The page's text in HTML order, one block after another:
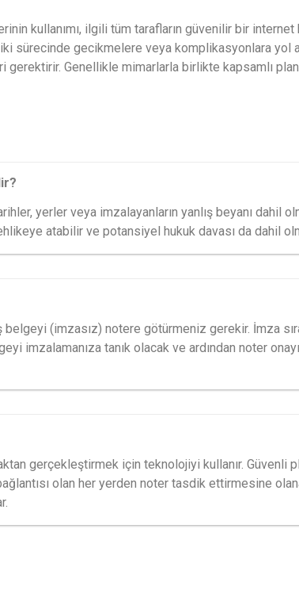
kullanımı, ilgili tüm tarafların güvenilir bir
sürecinde gecikmelere veya komplikasyonlara yol
Genellikle mimarlarla birlikte kapsamlı
yerler veya imzalayanların yanlış beyanı dahil
atabilir ve potansiyel hukuk davası da dahil
(imzasız) notere götürmeniz gerekir. İmza
imzalamanıza tanık olacak ve ardından noter
gerçekleştirmek için teknolojiyi kullanır.
olan her yerden noter tasdik ettirmesine